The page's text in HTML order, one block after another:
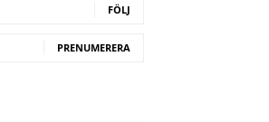
FÖLJ
PRENUMERERA